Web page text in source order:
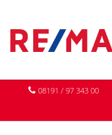
08191 / 97 343 00